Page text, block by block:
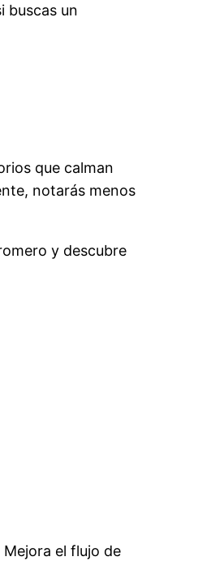
buscas un
que calman
notarás menos
y descubre
Mejora el flujo de